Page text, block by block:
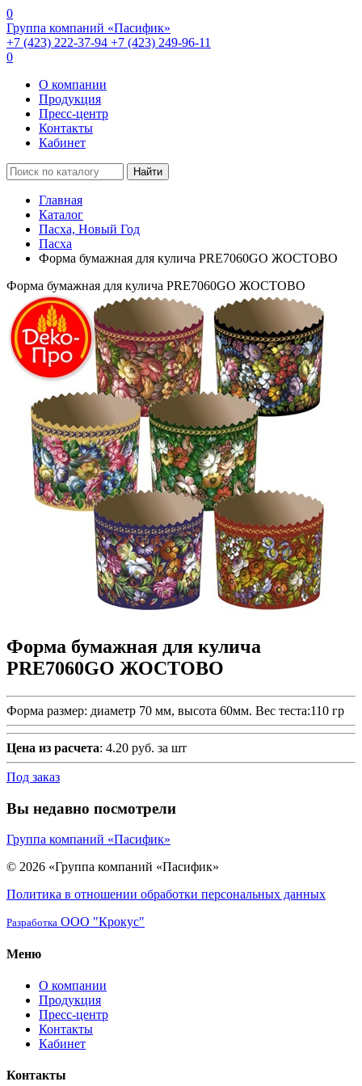
0
Группа компаний «Пасифик»
+7 (423) 222-37-94 +7 (423) 249-96-11
0
О компании
Продукция
Пресс-центр
Контакты
Кабинет
Найти
Главная
Каталог
Пасха, Новый Год
Пасха
Форма бумажная для кулича PRE7060GO ЖОСТОВО
Форма бумажная для кулича PRE7060GO ЖОСТОВО
Форма бумажная для кулича
PRE7060GO ЖОСТОВО
Форма размер: диаметр 70 мм, высота 60мм. Вес теста:110 гр
Цена из расчета: 4.20 руб. за шт
Под заказ
Вы недавно посмотрели
Группа компаний «Пасифик»
© 2026 «Группа компаний «Пасифик»
Политика в отношении обработки персональных данных
Разработка ООО "Крокус"
Меню
О компании
Продукция
Пресс-центр
Контакты
Кабинет
Контакты